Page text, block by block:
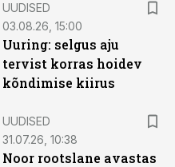
UUDISED
03.08.26, 15:00
Uuring: selgus aju
tervist korras hoidev
kõndimise kiirus
UUDISED
31.07.26, 10:38
Noor rootslane avastas